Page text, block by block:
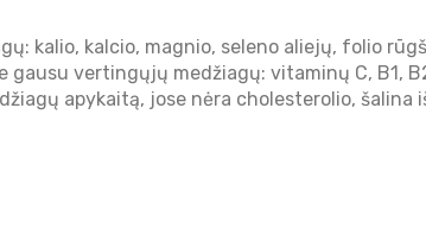
kalio, kalcio, magnio, seleno aliejų, folio
vertingųjų medžiagų: vitaminų C, B1,
apykaitą, jose nėra cholesterolio, šalina